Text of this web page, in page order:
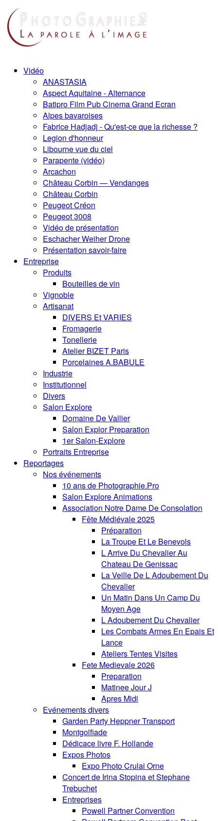
Vidéo
ANASTASIA
Aspect Aquitaine - Alternance
Batipro Film Pub Cinema Grand Ecran
Alpes bavaroises
Fabrice Hadjadj - Qu'est-ce que la richesse ?
Legion d'honneur
Libourne vue du ciel
Parapente (vidéo)
Arcachon
Château Corbin — Vendanges
Château Corbin
Peugeot Créon
Peugeot 3008
Vidéo de présentation
Eschacher Weiher Drone
Présentation savoir-faire
Entreprise
Produits
Bouteilles de vin
Vignoble
Artisanat
DIVERS Et VARIES
Fromagerie
Tonellerie
Atelier BIZET Paris
Porcelaines A.BABULE
Industrie
Institutionnel
Divers
Salon Explore
Domaine De Vallier
Salon Explor Preparation
1er Salon-Explore
Portraits Entreprise
Reportages
Nos événements
10 ans de Photographie.Pro
Salon Explore Animations
Association Notre Dame De Consolation
Fête Médiévale 2025
Préparation
La Troupe Et Le Benevols
L Arrive Du Chevalier Au
Chateau De Genissac
La Veille De L Adoubement Du
Chevalier
Un Matin Dans Un Camp Du
Moyen Age
L Adoubement Du Chevalier
Les Combats Armes En Epais Et
Lance
Ateliers Tentes Visites
Fete Medievale 2026
Preparation
Matinee Jour J
Apres Midi
Evénements divers
Garden Party Heppner Transport
Montgolfiade
Dédicace livre F. Hollande
Expos Photos
Expo Photo Crulai Orne
Concert de Irina Stopina et Stephane
Trebuchet
Entreprises
Powell Partner Convention